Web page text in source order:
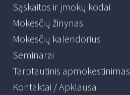
Sąskaitos ir įmokų kodai
Mokesčių žinynas
Mokesčių kalendorius
Seminarai
Tarptautinis apmokestinimas
Kontaktai / Apklausa